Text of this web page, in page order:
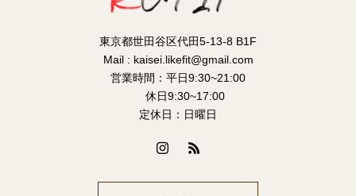
東京都世田谷区代田5-13-8 B1F
Mail : kaisei.likefit@gmail.com
営業時間：平日9:30~21:00
休日9:30~17:00
定休日：日曜日